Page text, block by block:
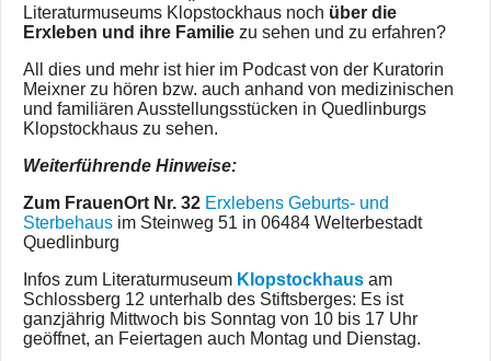
Literaturmuseums Klopstockhaus noch über die
Erxleben und ihre Familie zu sehen und zu erfahren?
All dies und mehr ist hier im Podcast von der Kuratorin
Meixner zu hören bzw. auch anhand von medizinischen
und familiären Ausstellungsstücken in Quedlinburgs
Klopstockhaus zu sehen.
Weiterführende Hinweise:
Zum FrauenOrt Nr. 32 Erxlebens Geburts- und
Sterbehaus im Steinweg 51 in 06484 Welterbestadt
Quedlinburg
Infos zum Literaturmuseum Klopstockhaus am
Schlossberg 12 unterhalb des Stiftsberges: Es ist
ganzjährig Mittwoch bis Sonntag von 10 bis 17 Uhr
geöffnet, an Feiertagen auch Montag und Dienstag.